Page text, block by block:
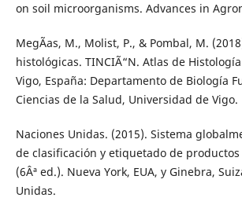
on soil microorganisms. Advances in
MegÃ­as, M., Molist, P., & Pombal, M.
histológicas. TINCIÃ“N. Atlas de
Vigo, España: Departamento de Biología
Ciencias de la Salud, Universidad de Vigo.
Naciones Unidas. (2015). Sistema
de clasificación y etiquetado de productos
(6Âª ed.). Nueva York, EUA, y Ginebra,
Unidas.